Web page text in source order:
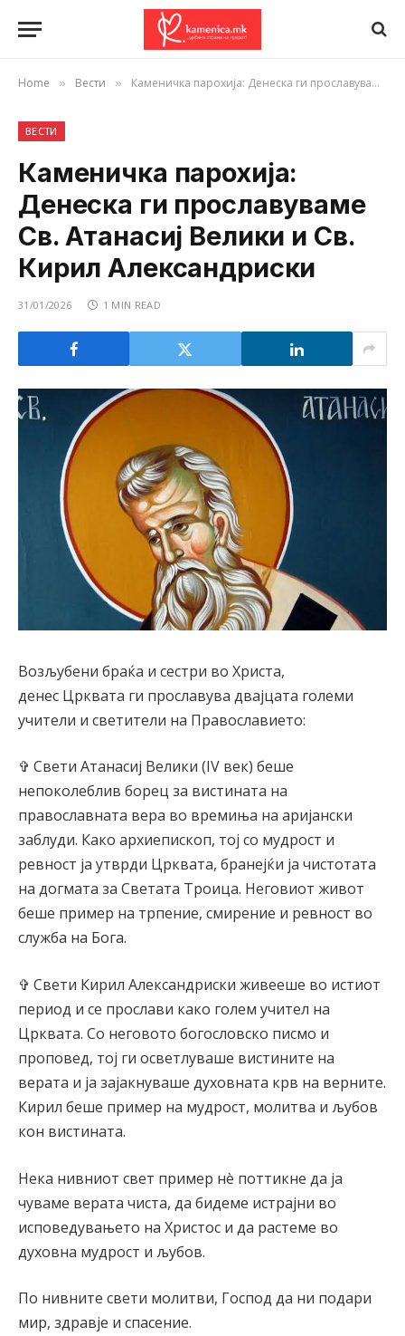
Home » Вести » Каменичка парохија: Денеска ги прославуваме Св. Атанасиј Велики и Св. Кирил Александриски
ВЕСТИ
Каменичка парохија:
Денеска ги прославуваме
Св. Атанасиј Велики и Св.
Кирил Александриски
31/01/2026 1 MIN READ
Возљубени браќа и сестри во Христа,
денес Црквата ги прославува двајцата големи
учители и светители на Православието:
✞ Свети Атанасиј Велики (IV век) беше
непоколеблив борец за вистината на
православната вера во времиња на аријански
заблуди. Како архиепископ, тој со мудрост и
ревност ја утврди Црквата, бранејќи ја чистотата
на догмата за Светата Троица. Неговиот живот
беше пример на трпение, смирение и ревност во
служба на Бога.
✞ Свети Кирил Александриски живееше во истиот
период и се прослави како голем учител на
Црквата. Со неговото богословско писмо и
проповед, тој ги осветлуваше вистините на
верата и ја зајакнуваше духовната крв на верните.
Кирил беше пример на мудрост, молитва и љубов
кон вистината.
Нека нивниот свет пример нè поттикне да ја
чуваме верата чиста, да бидеме истрајни во
исповедувањето на Христос и да растеме во
духовна мудрост и љубов.
По нивните свети молитви, Господ да ни подари
мир, здравје и спасение.